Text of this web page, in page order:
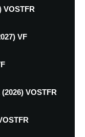
VOSTFR
VF
VOSTFR